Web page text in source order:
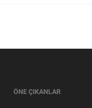
ÖNE ÇIKANLAR